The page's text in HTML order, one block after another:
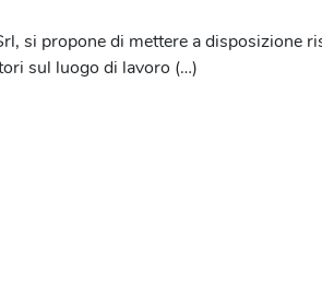
si propone di mettere a disposizione
sul luogo di lavoro (…)